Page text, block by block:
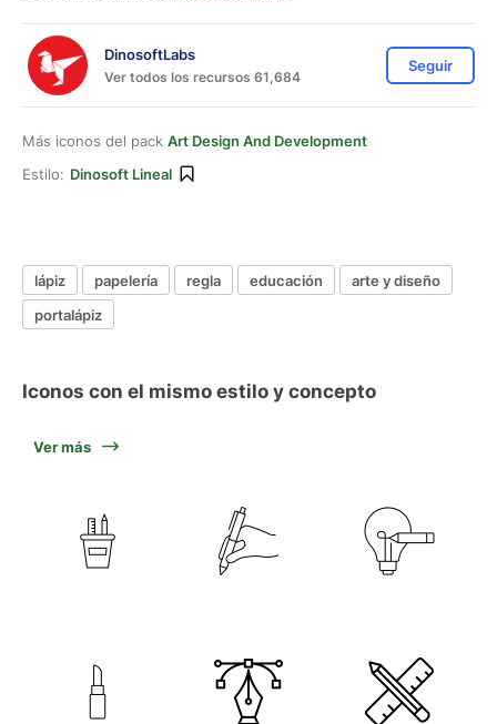
DinosoftLabs
Ver todos los recursos 61,684
Seguir
Más iconos del pack Art Design And Development
Estilo: Dinosoft Lineal
lápiz papelería regla educación
arte y diseño
portalápiz
Iconos con el mismo estilo y concepto
Ver más